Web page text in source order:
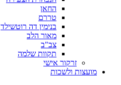
החאן
טררם
בנימין דה רוטשילד
מאור הלב
צב"ב
תקוות שלמה
זרקור אישי
מועצות ולשכות